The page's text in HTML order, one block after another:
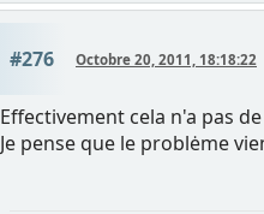
#276 Octobre 20, 2011, 18:18:22
Effectivement cela n'a pas
Je pense que le problėme